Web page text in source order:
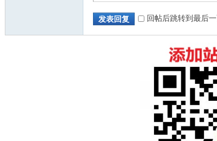
发表回复 回帖后跳转到最后